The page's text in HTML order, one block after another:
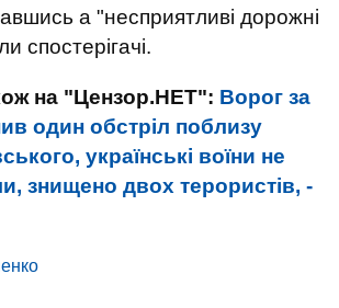
а "несприятливі дорожні
спостерігачі.
на "Цензор.НЕТ": Ворог за
один обстріл поблизу
українські воїни не
знищено двох терористів, -